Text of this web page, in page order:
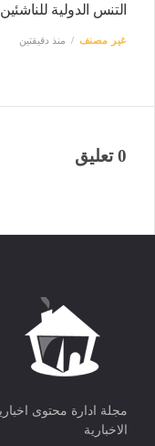
التنس الدولية
غير مصنف منذ دقيقتين
0 تعليق
مجلة ادارة محتوى
الاخبارية